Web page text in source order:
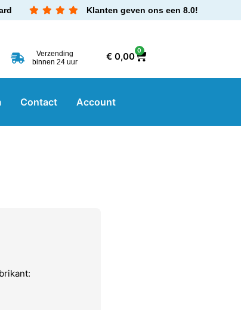
Klanten geven ons een 8.0!
Verzending
binnen 24 uur
€0,00
0
Contact Account